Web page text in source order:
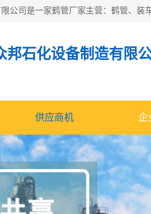
邦石化设备制造有限
供应商机 企